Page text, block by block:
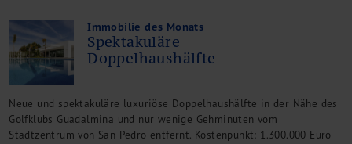
Immobilie des Monats
Spektakuläre
Doppelhaushälfte
Neue und spektakuläre luxuriöse Doppelhaushälfte in der Nähe des
Golfklubs Guadalmina und nur wenige Gehminuten vom
Stadtzentrum von San Pedro entfernt. Kostenpunkt: 1.300.000 Euro